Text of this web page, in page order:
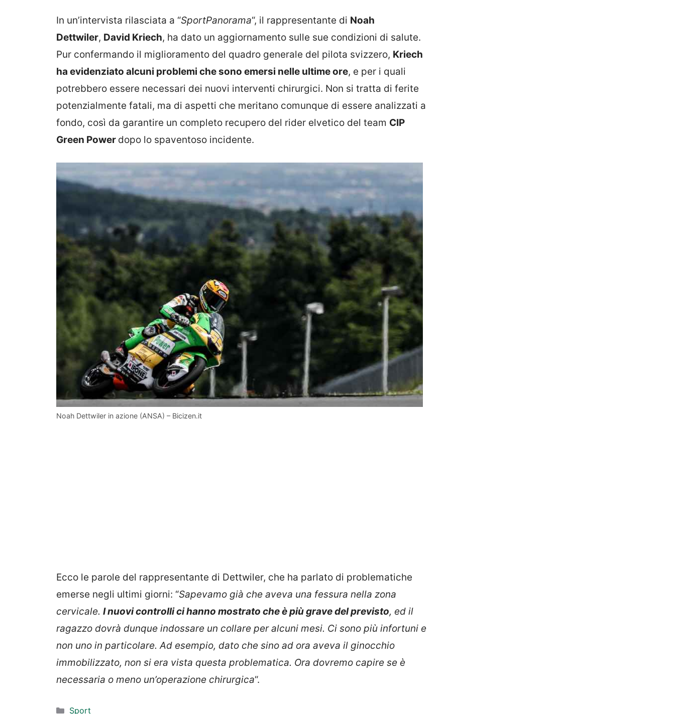
In un’intervista rilasciata a “SportPanorama“, il rappresentante di Noah
Dettwiler, David Kriech, ha dato un aggiornamento sulle sue condizioni di salute.
Pur confermando il miglioramento del quadro generale del pilota svizzero, Kriech
ha evidenziato alcuni problemi che sono emersi nelle ultime ore, e per i quali
potrebbero essere necessari dei nuovi interventi chirurgici. Non si tratta di ferite
potenzialmente fatali, ma di aspetti che meritano comunque di essere analizzati a
fondo, così da garantire un completo recupero del rider elvetico del team CIP
Green Power dopo lo spaventoso incidente.
Noah Dettwiler in azione (ANSA) – Bicizen.it
Ecco le parole del rappresentante di Dettwiler, che ha parlato di problematiche
emerse negli ultimi giorni: “Sapevamo già che aveva una fessura nella zona
cervicale. I nuovi controlli ci hanno mostrato che è più grave del previsto, ed il
ragazzo dovrà dunque indossare un collare per alcuni mesi. Ci sono più infortuni e
non uno in particolare. Ad esempio, dato che sino ad ora aveva il ginocchio
immobilizzato, non si era vista questa problematica. Ora dovremo capire se è
necessaria o meno un’operazione chirurgica“.
Categorie
Sport